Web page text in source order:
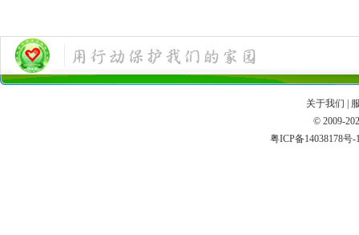
关于我们 |
© 2009-
粤ICP备14038178号-